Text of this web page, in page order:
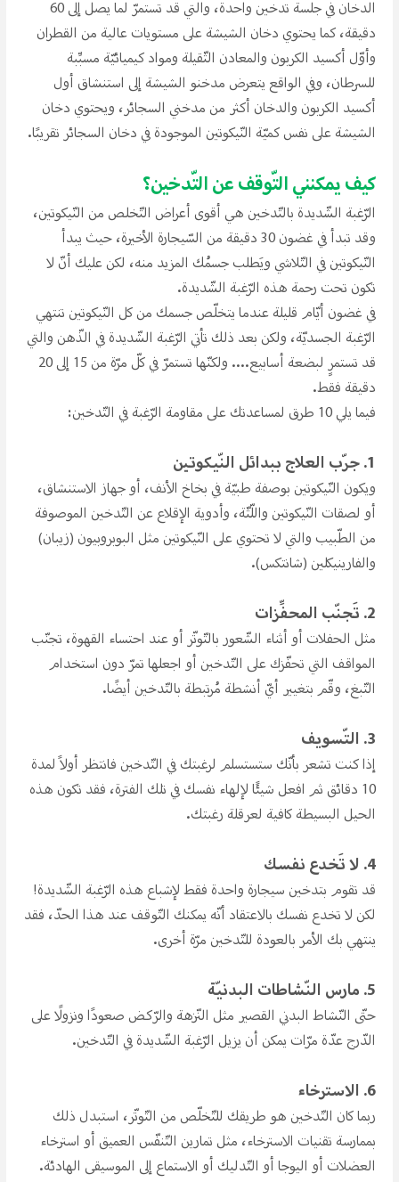
الدخان في جلسة تدخين واحدة، والتي قد تستمرّ لما يصل إلى 60
دقيقة، كما يحتوي دخان الشيشة على مستويات عالية من القطران
وأوّل أكسيد الكربون والمعادن الثّقيلة ومواد كيميائيّة مسبِّبة
للسرطان، وفي الواقع يتعرض مدخنو الشيشة إلى استنشاق أول
أكسيد الكربون والدخان أكثر من مدخني السجائر، ويحتوي دخان
الشيشة على نفس كميّة النّيكوتين الموجودة في دخان السجائر تقريبًا.
كيف يمكنني التّوقف عن التّدخين؟
الرّغبة الشّديدة بالتّدخين هي أقوى أعراض التّخلص من النّيكوتين،
وقد تبدأ في غضون 30 دقيقة من السّيجارة الأخيرة، حيث يبدأ
النّيكوتين في التّلاشي ويَطلب جسمُك المزيد منه، لكن عليك أنّ لا
تكون تحت رحمة هذه الرّغبة الشّديدة.
في غضون أيّام قليلة عندما يتخلّص جسمك من كل النّيكوتين تنتهي
الرّغبة الجسديّة، ولكن بعد ذلك تأتي الرّغبة الشّديدة في الذّهن والتي
قد تستمرٍ لبضعة أسابيع.... ولكنّها تستمرّ في كلّ مرّة من 15 إلى 20
دقيقة فقط.
فيما يلي 10 طرق لمساعدتك على مقاومة الرّغبة في التّدخين:
1. جرّب العلاج ببدائل النّيكوتين
ويكون النّيكوتين بوصفة طبيّة في بخاخ الأنف، أو جهاز الاستنشاق،
أو لصقات النّيكوتين واللّثّة، وأدوية الإقلاع عن التّدخين الموصوفة
من الطّبيب والتي لا تحتوي على النّيكوتين مثل البوبروبيون (زيبان)
والفارينيكلين (شانتكس).
2. تَجنّب المحفِّزات
مثل الحفلات أو أثناء الشّعور بالتّوتّر أو عند احتساء القهوة، تجنّب
المواقف التي تحفّزك على التّدخين أو اجعلها تمرّ دون استخدام
التّبغ، وقّم بتغيير أيّ أنشطة مُرتبطة بالتّدخين أيضًا.
3. التّسويف
إذا كنت تشعر بأنّك ستستسلم لرغبتك في التّدخين فانتظر أولاً لمدة
10 دقائق ثم افعل شيئًا لإلهاء نفسك في تلك الفترة، فقد تكون هذه
الحيل البسيطة كافية لعرقلة رغبتك.
4. لا تَخدع نفسك
قد تقوم بتدخين سيجارة واحدة فقط لإشباع هذه الرّغبة الشّديدة!
لكن لا تخدع نفسك بالاعتقاد أنّه يمكنك التّوقف عند هذا الحدّ، فقد
ينتهي بك الأمر بالعودة للتّدخين مرّة أخرى.
5. مارس النّشاطات البدنيّة
حتّى النّشاط البدني القصير مثل النّزهة والرّكض صعودًا ونزولًا على
الدّرج عدّة مرّات يمكن أن يزيل الرّغبة الشّديدة في التّدخين.
6. الاسترخاء
ربما كان التّدخين هو طريقك للتّخلّص من التّوتّر، استبدل ذلك
بممارسة تقنيات الاسترخاء، مثل تمارين التّنفّس العميق أو استرخاء
العضلات أو اليوجا أو التّدليك أو الاستماع إلى الموسيقى الهادئة.